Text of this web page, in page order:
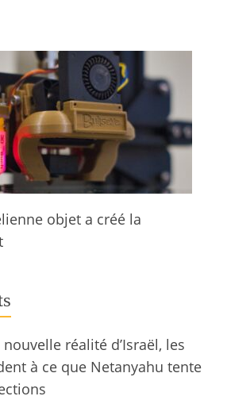
objet a créé la
réalité d’Israël, les
à ce que Netanyahu tente